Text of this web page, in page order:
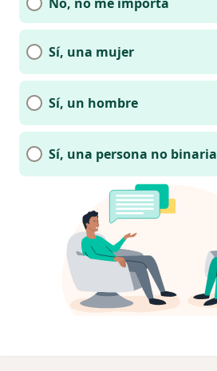
Sí, una mujer
Sí, un hombre
Sí, una persona no binaria